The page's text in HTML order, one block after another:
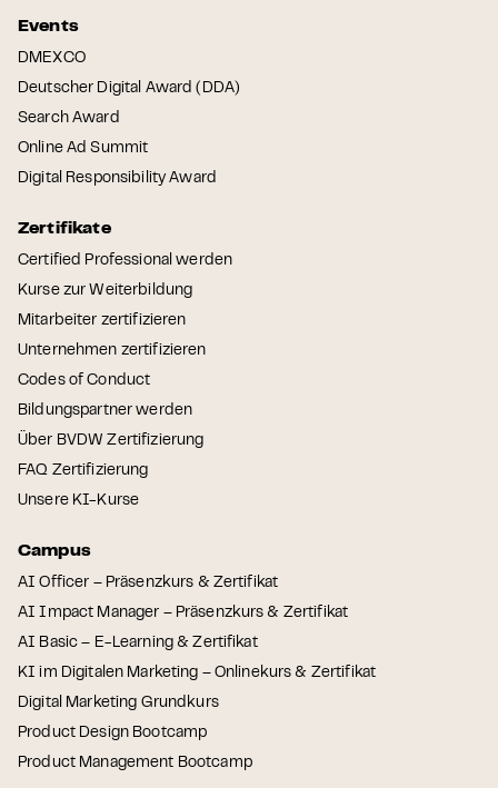
Events
DMEXCO
Deutscher Digital Award (DDA)
Search Award
Online Ad Summit
Digital Responsibility Award
Zertifikate
Certified Professional werden
Kurse zur Weiterbildung
Mitarbeiter zertifizieren
Unternehmen zertifizieren
Codes of Conduct
Bildungspartner werden
Über BVDW Zertifizierung
FAQ Zertifizierung
Unsere KI-Kurse
Campus
AI Officer – Präsenzkurs & Zertifikat
AI Impact Manager – Präsenzkurs & Zertifikat
AI Basic – E-Learning & Zertifikat
KI im Digitalen Marketing – Onlinekurs & Zertifikat
Digital Marketing Grundkurs
Product Design Bootcamp
Product Management Bootcamp